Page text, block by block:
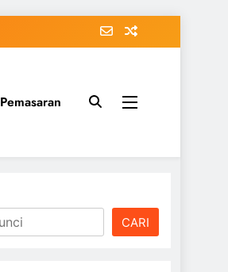
Pemasaran
CARI